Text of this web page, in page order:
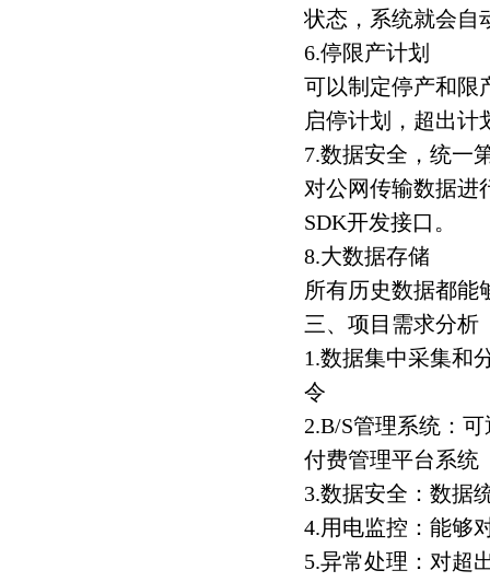
状态，系统就会自
6.停限产计划
可以制定停产和限
启停计划，超出计
7.数据安全，统一
对公网传输数据进
SDK开发接口。
8.大数据存储
所有历史数据都能
三、项目需求分析
1.数据集中采集和
令
2.B/S管理系统：
付费管理平台系统
3.数据安全：数据
4.用电监控：能够
5.异常处理：对超